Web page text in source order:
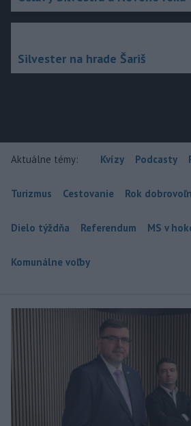
Silvester na hrade Šariš
Aktuálne témy: Kvízy Podcasty
Turizmus Cestovanie Rok
Dielo týždňa Referendum MS v
Komunálne voľby